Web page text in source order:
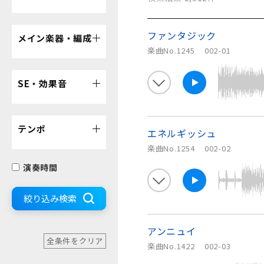
ファンタジック
楽曲No.1245 002-01
エネルギッシュ
楽曲No.1254 002-02
アンニュイ
楽曲No.1422 002-03
メイン楽器・編成
SE・効果音
テンポ
演奏時間
絞り込み検索
全条件をクリア